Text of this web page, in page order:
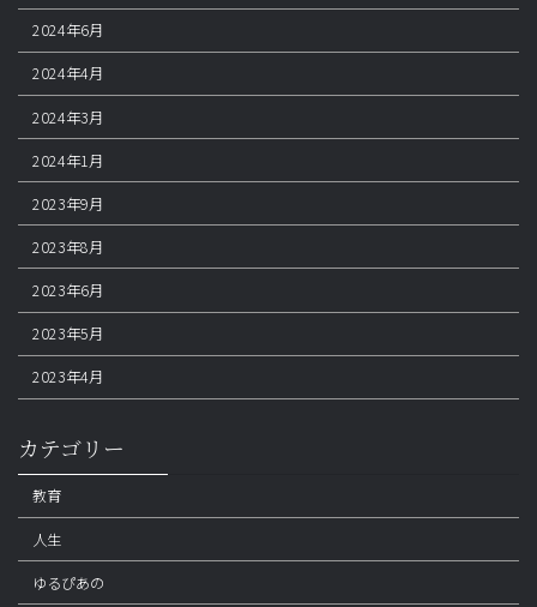
2024年6月
2024年4月
2024年3月
2024年1月
2023年9月
2023年8月
2023年6月
2023年5月
2023年4月
カテゴリー
教育
人生
ゆるぴあの